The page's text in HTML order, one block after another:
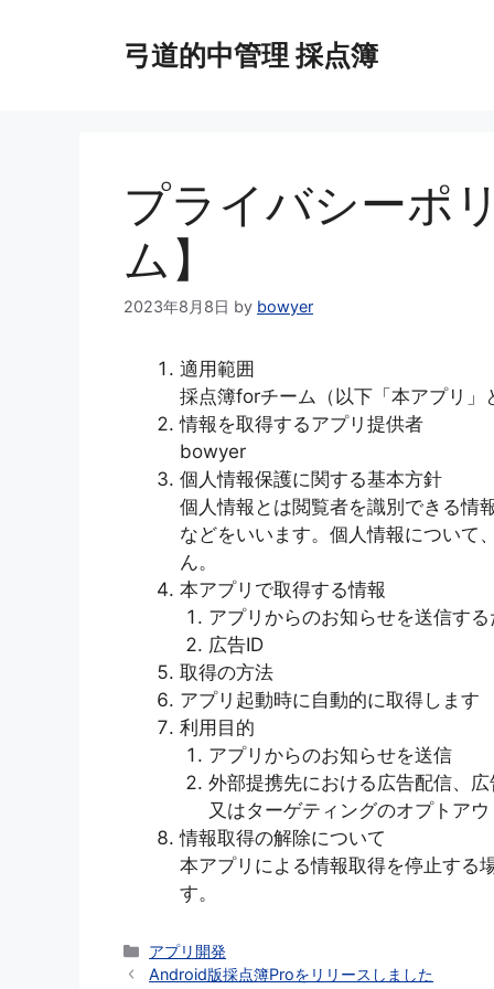
弓道的中管理 採点簿
プライバシーポ
ム】
2023年8月8日 by bowyer
適用範囲
採点簿forチーム（以下「本アプリ」
情報を取得するアプリ提供者
bowyer
個人情報保護に関する基本方針
個人情報とは閲覧者を識別できる情
などをいいます。個人情報について
ん。
本アプリで取得する情報
アプリからのお知らせを送信す
広告ID
取得の方法
アプリ起動時に自動的に取得します
利用目的
アプリからのお知らせを送信
外部提携先における広告配信、
又はターゲティングのオプトア
情報取得の解除について
本アプリによる情報取得を停止する
す。
カ
テ
アプリ開発
Android版採点簿Proをリリースしました